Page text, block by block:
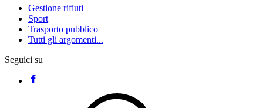
Gestione rifiuti
Sport
Trasporto pubblico
Tutti gli argomenti...
Seguici su